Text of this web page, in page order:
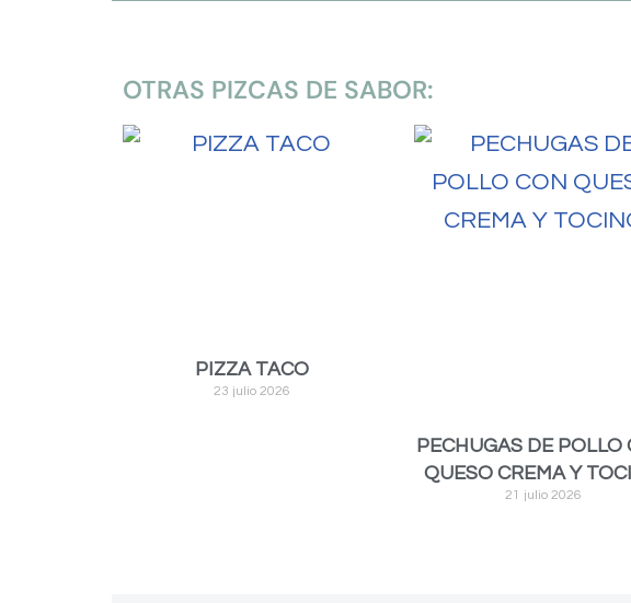
OTRAS PIZCAS DE SABOR:
PIZZA TACO
23 julio 2026
PECHUGAS DE POLLO
QUESO CREMA Y
21 julio 2026